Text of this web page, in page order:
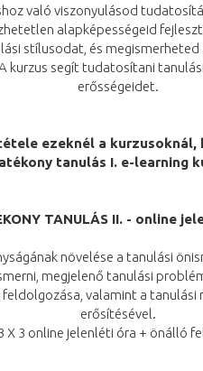
való viszonyulásod
alapképességeid
stílusodat, és
segít tudatosítani
erősségeidet.
ezeknél a kurzusoknál,
tanulás I. e-learning
TANULÁS II. - online
növelése a tanulási
megjelenő tanulási
valamint a
erősítésével.
X 3 online jelenléti óra + önálló